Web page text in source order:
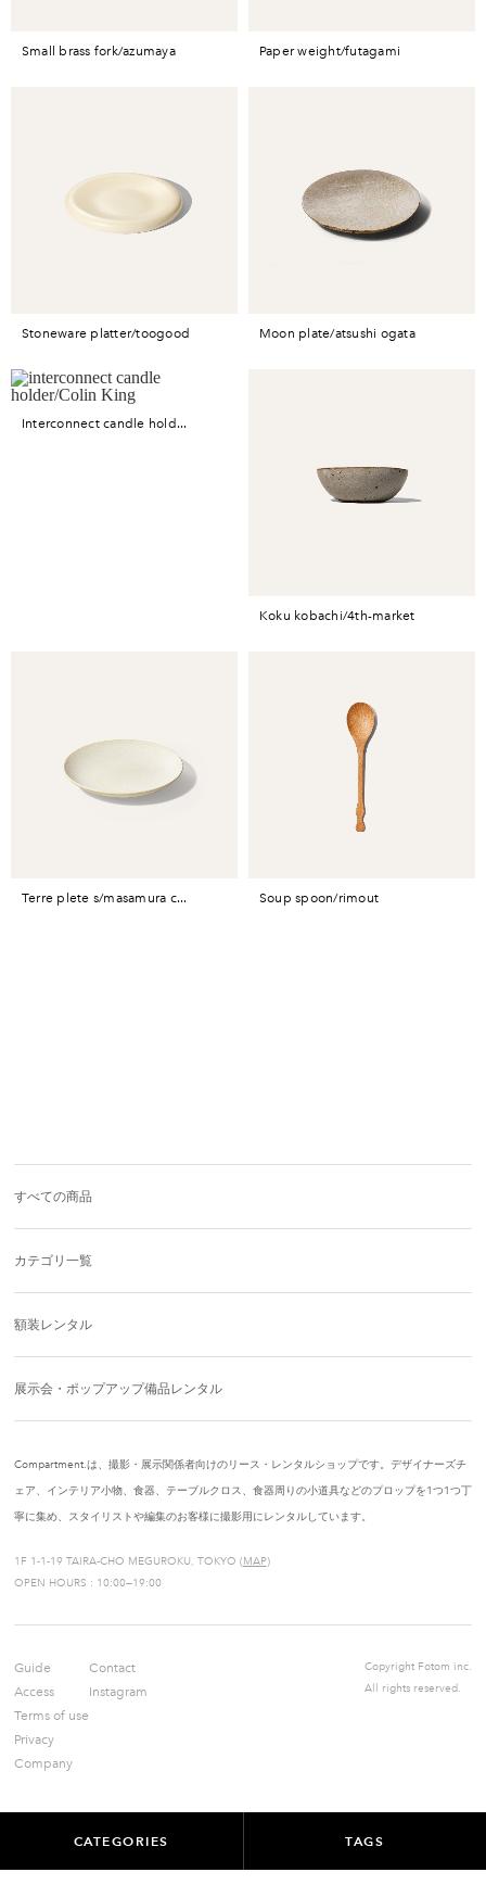
CATEGORIES TAGS
small brass fork/azumaya paper weight/futagami
stoneware platter/toogood moon plate/atsushi ogata
interconnect candle hold...
koku kobachi/4th-market
terre plete s/masamura c... soup spoon/rimout
すべての商品
カテゴリ一覧
額装レンタル
展示会・ポップアップ備品レンタル
Compartment.は、撮影・展示関係者向けのリース・レンタルショップです。デザイナーズチ
ェア、インテリア小物、食器、テーブルクロス、食器周りの小道具などのプロップを1つ1つ丁
寧に集め、スタイリストや編集のお客様に撮影用にレンタルしています。
1F 1-1-19 TAIRA-CHO MEGUROKU, TOKYO (MAP)
OPEN HOURS : 10:00—19:00
Guide
Access
Terms of use
Privacy
Company
Contact
Instagram
Copyright Fotom inc.
All rights reserved.